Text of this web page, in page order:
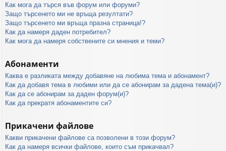
Как мога да търся във форум или форуми?
Защо търсенето ми не връща резултати?
Защо търсенето ми връща празна страница!?
Как да намеря даден потребител?
Как мога да намеря собствените си мнения и теми?
Абонаменти
Каква е разликата между добавяне на любима тема и абонамент?
Как да добавя тема в любими или да се абонирам за дадена тема(и)?
Как да се абонирам за даден форум(и)?
Как да прекратя абонаментите си?
Прикачени файлове
Какви прикачени файлове са позволени в този форум?
Как да намеря всички файлове, които съм прикачвал?